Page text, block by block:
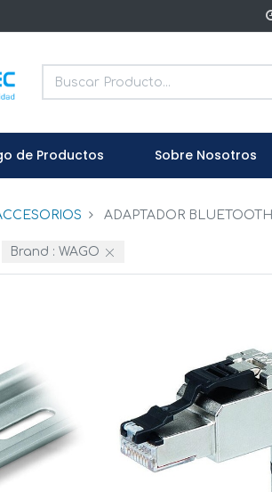
de Productos Sobre Nosotros
ADAPTADOR BLUETOOTH
Brand : WAGO